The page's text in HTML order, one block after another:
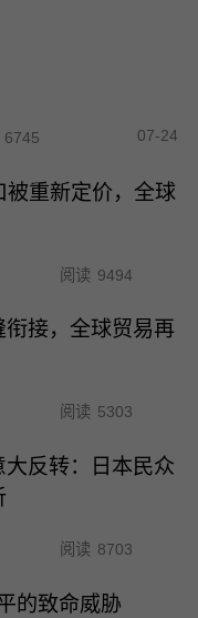
6745 07-24
被重新定价，全球
阅读 9494
衔接，全球贸易再
阅读 5303
大反转：日本民众
阅读 8703
的致命威胁